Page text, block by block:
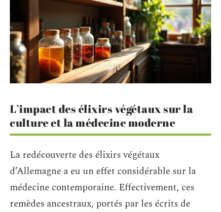
L’impact des élixirs végétaux sur la
culture et la médecine moderne
La redécouverte des élixirs végétaux
d’Allemagne a eu un effet considérable sur la
médecine contemporaine. Effectivement, ces
remèdes ancestraux, portés par les écrits de